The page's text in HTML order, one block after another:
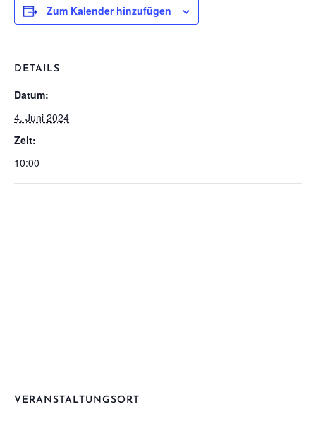
Zum Kalender hinzufügen
DETAILS
Datum:
4. Juni 2024
Zeit:
10:00
VERANSTALTUNGSORT